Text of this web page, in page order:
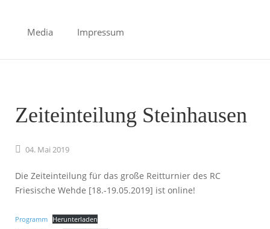
Media Impressum
Zeiteinteilung Steinhausen
04. Mai 2019
Die Zeiteinteilung für das große Reitturnier des RC
Friesische Wehde [18.-19.05.2019] ist online!
Programm Herunterladen